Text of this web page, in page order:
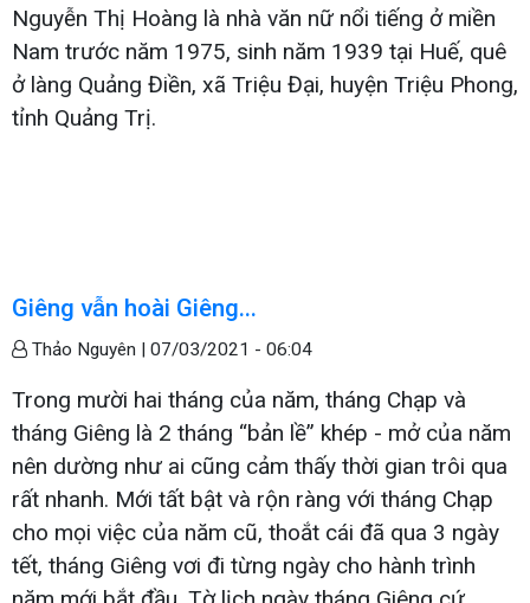
Nguyễn Thị Hoàng là nhà văn nữ nổi tiếng ở miền
Nam trước năm 1975, sinh năm 1939 tại Huế, quê
ở làng Quảng Điền, xã Triệu Đại, huyện Triệu Phong,
tỉnh Quảng Trị.
Giêng vẫn hoài Giêng...
Thảo Nguyên | 07/03/2021 - 06:04
Trong mười hai tháng của năm, tháng Chạp và
tháng Giêng là 2 tháng “bản lề” khép - mở của năm
nên dường như ai cũng cảm thấy thời gian trôi qua
rất nhanh. Mới tất bật và rộn ràng với tháng Chạp
cho mọi việc của năm cũ, thoắt cái đã qua 3 ngày
tết, tháng Giêng vơi đi từng ngày cho hành trình